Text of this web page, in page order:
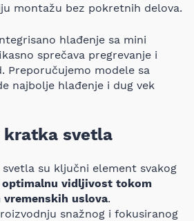
montažu bez pokretnih delova.
hlađenje sa mini
sprečava pregrevanje i
Preporučujemo modele sa
najbolje hlađenje i dug vek
kratka svetla
su ključni element svakog
optimalnu vidljivost tokom
uslova.
snažnog i fokusiranog